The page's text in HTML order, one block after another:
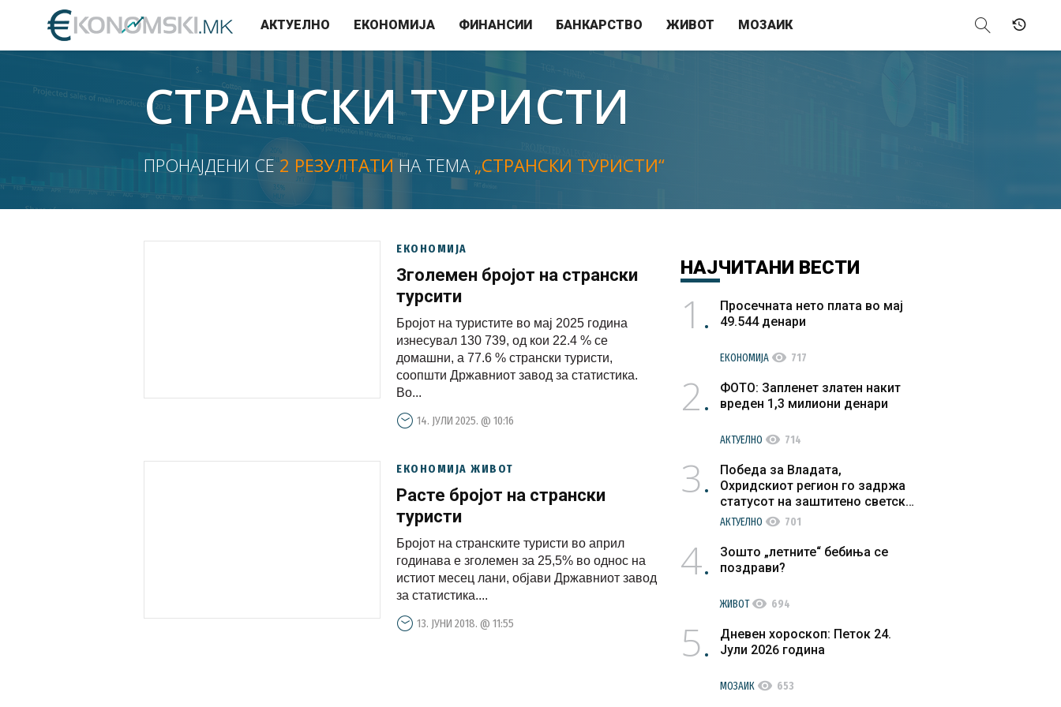
АКТУЕЛНО ЕКОНОМИЈА ФИНАНСИИ БАНКАРСТВО ЖИВОТ МОЗАИК
СТРАНСКИ ТУРИСТИ
ПРОНАЈДЕНИ СЕ2 РЕЗУЛТАТИНА ТЕМА „СТРАНСКИ ТУРИСТИ“
ЕКОНОМИЈА
Зголемен бројот на странски
турсити
Бројот на туристите во мај 2025 година
изнесувал 130 739, од кои 22.4 % се
домашни, а 77.6 % странски туристи,
соопшти Државниот завод за статистика.
Во...
14. ЈУЛИ 2025. @ 10:16
ЕКОНОМИЈА ЖИВОТ
Расте бројот на странски
туристи
Бројот на странските туристи во април
годинава е зголемен за 25,5% во однос на
истиот месец лани, објави Државниот завод
за статистика....
13. ЈУНИ 2018. @ 11:55
НАЈЧИТАНИ ВЕСТИ
1
Просечната нето плата во мај
49.544 денари
ЕКОНОМИЈА visibility 717
2
ФОТО: Запленет златен накит
вреден 1,3 милиони денари
АКТУЕЛНО visibility 714
3
Победа за Владата,
Охридскиот регион го задржа
статусот на заштитено светско
културно наследство
АКТУЕЛНО visibility 701
4
Зошто „летните“ бебиња се
поздрави?
ЖИВОТvisibility 694
5
Дневен хороскоп: Петок 24.
Јули 2026 година
МОЗАИК visibility 653